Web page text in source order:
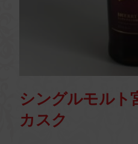
シングルモルト
カスク